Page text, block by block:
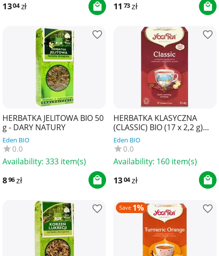
1304zł 11 73zł
HERBATKA JELITOWA BIO 50
g - DARY NATURY
Eden BIO
0.0
Availability: 333 item(s)
896 zł
HERBATKA KLASYCZNA
(CLASSIC) BIO (17 x 2,2 g)
37,4 g - YOGI TEA
Eden BIO
0.0
Availability: 160 item(s)
1304 zł
Save 1%